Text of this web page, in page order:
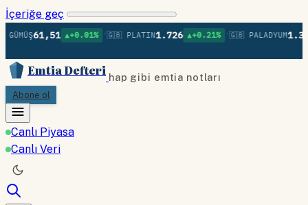
İçeriğe geç
61,51 ▲+0.01% •🇬🇧 PLATIN1.726 ▲+0.21% •🇬🇧 PALADYUM1.370
Emtia Defteri hap gibi emtia notları
Abone ol
Canlı Piyasa
Canlı Veri